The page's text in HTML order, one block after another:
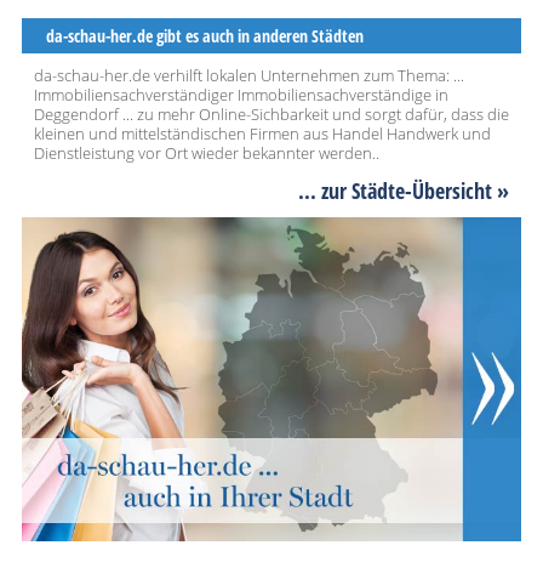
da-schau-her.de gibt es auch in anderen Städten
da-schau-her.de verhilft lokalen Unternehmen zum Thema: ...
Immobiliensachverständiger Immobiliensachverständige in
Deggendorf ... zu mehr Online-Sichbarkeit und sorgt dafür, dass die
kleinen und mittelständischen Firmen aus Handel Handwerk und
Dienstleistung vor Ort wieder bekannter werden..
... zur Städte-Übersicht »